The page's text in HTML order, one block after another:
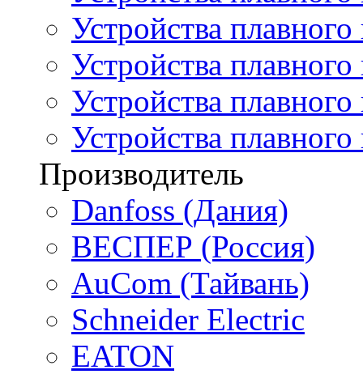
Устройства
Устройства
Устройства
Устройства
Производитель
Danfoss (Дания)
ВЕСПЕР (Россия)
AuCom (Тайвань)
Schneider Electric
EATON